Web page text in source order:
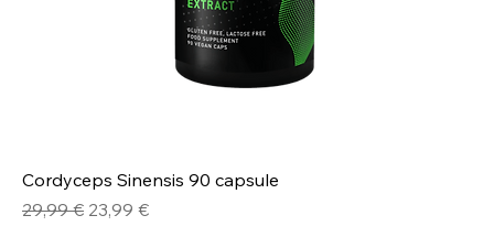
Cordyceps Sinensis 90 capsule
Prezzo regolare
29,99 € Prezzo scontato
23,99 €